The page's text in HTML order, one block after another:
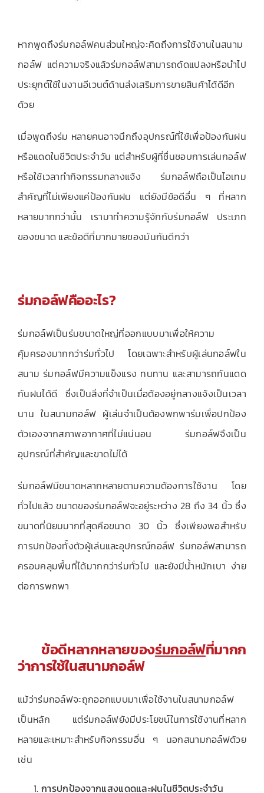
หากพูดถึงร่มกอล์ฟคนส่วนใหญ่จะคิดถึงการใช้งานในสนาม
กอล์ฟ แต่ความจริงแล้วร่มกอล์ฟสามารถดัดแปลงหรือนำไป
ประยุกต์ใช้ในงานอีเวนต์ด้านส่งเสริมการขายสินค้าได้ดีอีก
ด้วย
เมื่อพูดถึงร่ม หลายคนอาจนึกถึงอุปกรณ์ที่ใช้เพื่อป้องกันฝน
หรือแดดในชีวิตประจำวัน แต่สำหรับผู้ที่ชื่นชอบการเล่นกอล์ฟ
หรือใช้เวลาทำกิจกรรมกลางแจ้ง ร่มกอล์ฟถือเป็นไอเทม
สำคัญที่ไม่เพียงแค่ป้องกันฝน แต่ยังมีข้อดีอื่น ๆ ที่หลาก
หลายมากกว่านั้น เรามาทำความรู้จักกับร่มกอล์ฟ ประเภท
ของขนาด และข้อดีที่มากมายของมันกันดีกว่า
ร่มกอล์ฟคืออะไร?
ร่มกอล์ฟเป็นร่มขนาดใหญ่ที่ออกแบบมาเพื่อให้ความ
คุ้มครองมากกว่าร่มทั่วไป โดยเฉพาะสำหรับผู้เล่นกอล์ฟใน
สนาม ร่มกอล์ฟมีความแข็งแรง ทนทาน และสามารถกันแดด
กันฝนได้ดี ซึ่งเป็นสิ่งที่จำเป็นเมื่อต้องอยู่กลางแจ้งเป็นเวลา
นาน ในสนามกอล์ฟ ผู้เล่นจำเป็นต้องพกพาร่มเพื่อปกป้อง
ตัวเองจากสภาพอากาศที่ไม่แน่นอน ร่มกอล์ฟจึงเป็น
อุปกรณ์ที่สำคัญและขาดไม่ได้
ร่มกอล์ฟมีขนาดหลากหลายตามความต้องการใช้งาน โดย
ทั่วไปแล้ว ขนาดของร่มกอล์ฟจะอยู่ระหว่าง 28 ถึง 34 นิ้ว ซึ่ง
ขนาดที่นิยมมากที่สุดคือขนาด 30 นิ้ว ซึ่งเพียงพอสำหรับ
การปกป้องทั้งตัวผู้เล่นและอุปกรณ์กอล์ฟ ร่มกอล์ฟสามารถ
ครอบคลุมพื้นที่ได้มากกว่าร่มทั่วไป และยังมีน้ำหนักเบา ง่าย
ต่อการพกพา
ข้อดีหลากหลายของร่มกอล์ฟที่มากก
ว่าการใช้ในสนามกอล์ฟ
แม้ว่าร่มกอล์ฟจะถูกออกแบบมาเพื่อใช้งานในสนามกอล์ฟ
เป็นหลัก แต่ร่มกอล์ฟยังมีประโยชน์ในการใช้งานที่หลาก
หลายและเหมาะสำหรับกิจกรรมอื่น ๆ นอกสนามกอล์ฟด้วย
เช่น
การปกป้องจากแสงแดดและฝนในชีวิตประจำวัน